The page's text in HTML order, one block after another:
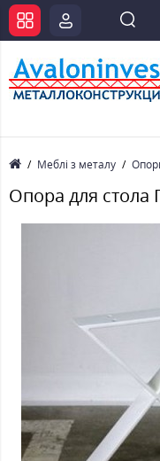
Меблі з металу
Опора для стола